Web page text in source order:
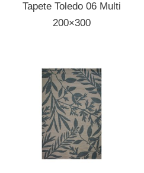
Tapete Toledo 06 Multi
200×300